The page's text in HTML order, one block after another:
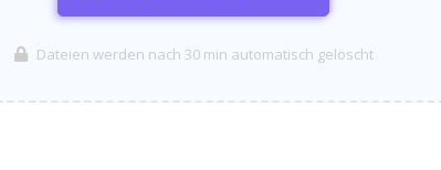
Dateien werden nach 30 min automatisch gelöscht